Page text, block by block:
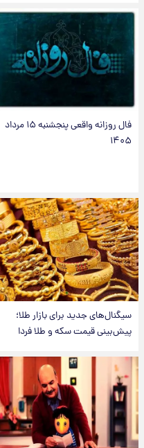
فال روزانه واقعی پنجشنبه ۱۵ مرداد
۱۴۰۵
سیگنال‌های جدید برای بازار طلا؛
پیش‌بینی قیمت سکه و طلا فردا